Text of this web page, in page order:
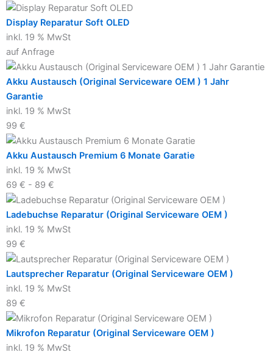
Display Reparatur Soft OLED
inkl. 19 % MwSt
auf Anfrage
Akku Austausch (Original Serviceware OEM ) 1 Jahr
Garantie
inkl. 19 % MwSt
99 €
Akku Austausch Premium 6 Monate Garatie
inkl. 19 % MwSt
69 € - 89 €
Ladebuchse Reparatur (Original Serviceware OEM )
inkl. 19 % MwSt
99 €
Lautsprecher Reparatur (Original Serviceware OEM )
inkl. 19 % MwSt
89 €
Mikrofon Reparatur (Original Serviceware OEM )
inkl. 19 % MwSt